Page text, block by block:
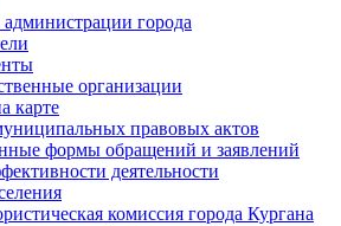
администрации города
организации
карте
правовых актов
формы обращений и заявлений
деятельности
комиссия города Кургана